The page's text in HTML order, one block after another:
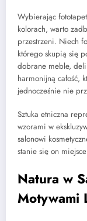
Wybierając
kolorach, warto
przestrzeni. Niech
którego skupią się
dobrane meble,
harmonijną całość,
jednocześnie nie
Sztuka etniczna
wzorami w
salonowi
stanie się on
Natura w
Motywami